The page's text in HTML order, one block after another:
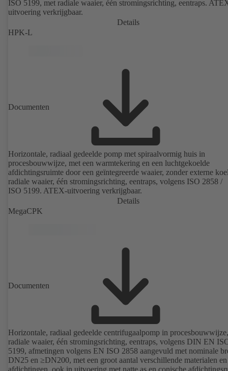
ISO 5199, met radiale waaier, één stromingsrichting, eentraps.
uitvoering verkrijgbaar.
Details
HPK-L
Documenten
Horizontale, radiaal gedeelde pomp met spiraalvormig huis in
procesbouwwijze, met een warmtekering en een luchtgekoelde
afdichtingsruimte door een geïntegreerde waaier, zonder externe
radiale waaier, één stromingsrichting, eentraps, volgens ISO 2858 /
ISO 5199. ATEX-uitvoering verkrijgbaar.
Details
MegaCPK
Documenten
Horizontale, radiaal gedeelde centrifugaalpomp in
radiale waaier, één stromingsrichting, eentraps, volgens DIN EN
5199, afmetingen volgens EN ISO 2858 aangevuld met nominale
DN25 en ≥DN200, met een groot aantal verschillende materialen en
afdichtingen, ook in uitvoering met natte as en conische